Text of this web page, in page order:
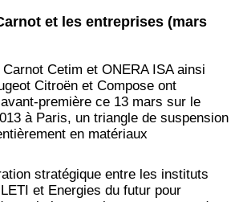
et les entreprises (mars
Cetim et ONERA ISA ainsi
Citroën et Compose ont
première ce 13 mars sur le
à Paris, un triangle de suspension
en matériaux
stratégique entre les instituts
et Energies du futur pour